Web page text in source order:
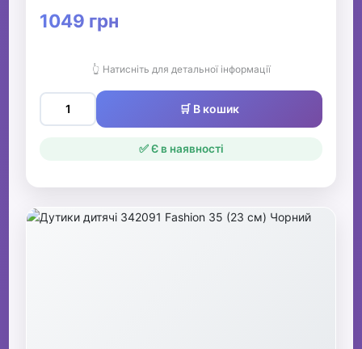
1049 грн
👆 Натисніть для детальної інформації
🛒 В кошик
✅ Є в наявності